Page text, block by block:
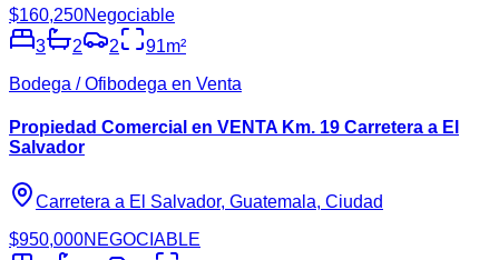
$160,250Negociable
3
2 2 91m²
Bodega / Ofibodega en Venta
Propiedad Comercial en VENTA Km. 19 Carretera a El
Salvador
Carretera a El Salvador, Guatemala, Ciudad
$950,000NEGOCIABLE